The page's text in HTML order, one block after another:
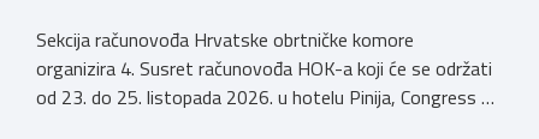
Sekcija računovođa Hrvatske obrtničke komore
organizira 4. Susret računovođa HOK-a koji će se održati
od 23. do 25. listopada 2026. u hotelu Pinija, Congress &